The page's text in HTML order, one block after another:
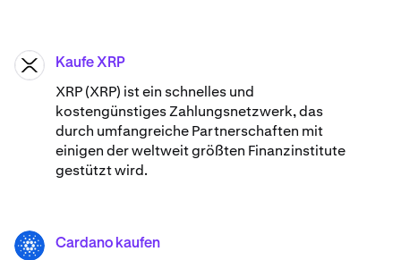
XRP Kaufe XRP
XRP (XRP) ist ein schnelles und
kostengünstiges Zahlungsnetzwerk, das
durch umfangreiche Partnerschaften mit
einigen der weltweit größten Finanzinstitute
gestützt wird.
ADA Cardano kaufen